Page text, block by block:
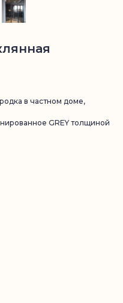
в частном доме,
GREY толщиной